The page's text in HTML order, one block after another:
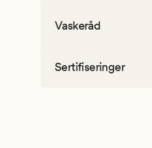
Vaskeråd
Sertifiseringer